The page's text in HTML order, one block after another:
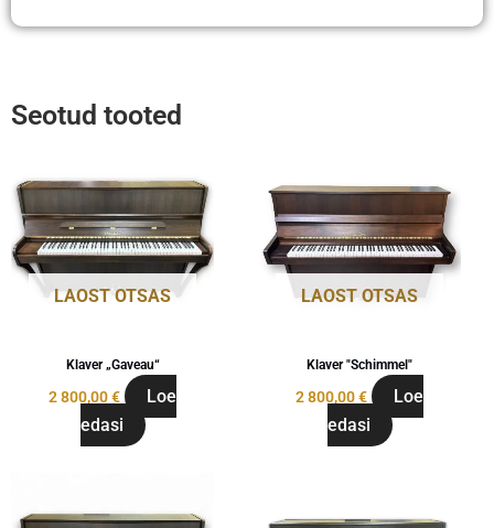
Seotud tooted
LAOST OTSAS
Klaver „Gaveau“
2 800,00€
Loe
edasi
LAOST OTSAS
Klaver "Schimmel"
2 800,00€
Loe
edasi